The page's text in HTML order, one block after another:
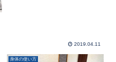
2019.04.11
身体の使い方